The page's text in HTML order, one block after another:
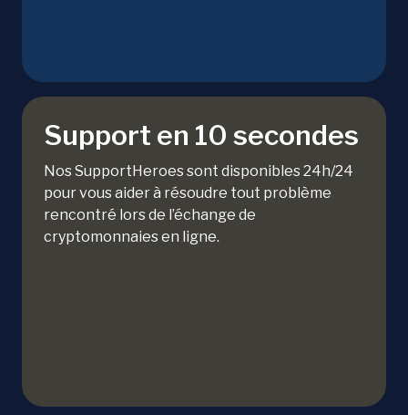
Support en 10 secondes
Nos SupportHeroes sont disponibles 24h/24
pour vous aider à résoudre tout problème
rencontré lors de l’échange de
cryptomonnaies en ligne.